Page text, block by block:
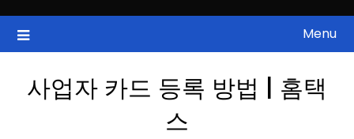
content
ZAN 주식정보
국내증시, 해외증시, 급등주, 낙폭과대, 골든크로스, 상한가, 하한가 등
의 주식 정보.
Menu
사업자 카드 등록 방법 | 홈택
스